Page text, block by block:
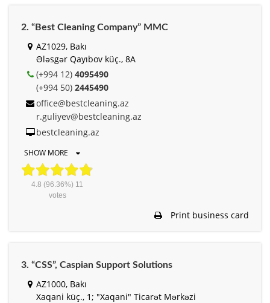
2. “Best Cleaning Company” MMC
AZ1029, Bakı
Ələsgər Qayıbov küç., 8A
(+994 12) 4095490
(+994 50) 2445490
office@bestcleaning.az
r.guliyev@bestcleaning.az
bestcleaning.az
SHOW MORE
4.8 (96.36%) 11
votes
Print business card
3. “CSS”, Caspian Support Solutions
AZ1000, Bakı
Xaqani küç., 1; "Xaqani" Ticarət Mərkəzi